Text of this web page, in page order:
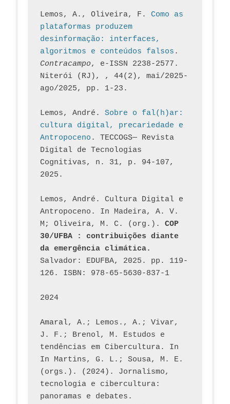
Lemos, A., Oliveira, F. Como as
plataformas produzem
desinformação: interfaces,
algoritmos e conteúdos falsos
Contracampo, e-ISSN 2238-2577.
Niterói (RJ), , 44(2), mai/2025-
ago/2025, pp. 1-23.
Lemos, André. Sobre o fal(h)ar:
cultura digital, precariedade e
Antropoceno . TECCOGS— Revista
Digital de Tecnologias
Cognitivas, n. 31, p. 94-107,
2025.
Lemos, André. Cultura Digital e
Antropoceno. In Madeira, A. V.
M; Oliveira, M. C. (org.). COP
30/UFBA : contribuições diante
da emergência climática.
Salvador: EDUFBA, 2025. pp. 119-
126. ISBN: 978-65-5630-837-1
2024
Amaral, A.; Lemos., A.; Vivar,
J. F.; Brenol, M. Estudos e
tendências em Cibercultura. In
In Martins, G. L.; Sousa, M. E.
(orgs.). (2024). Jornalismo,
tecnologia e cibercultura:
panoramas e debates.